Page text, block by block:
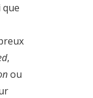
,
ou